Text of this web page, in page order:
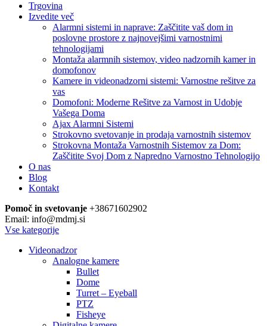
Trgovina
Izvedite več
Alarmni sistemi in naprave: Zaščitite vaš dom in
poslovne prostore z najnovejšimi varnostnimi
tehnologijami
Montaža alarmnih sistemov, video nadzornih kamer in
domofonov
Kamere in videonadzorni sistemi: Varnostne rešitve za
vas
Domofoni: Moderne Rešitve za Varnost in Udobje
Vašega Doma
Ajax Alarmni Sistemi
Strokovno svetovanje in prodaja varnostnih sistemov
Strokovna Montaža Varnostnih Sistemov za Dom:
Zaščitite Svoj Dom z Napredno Varnostno Tehnologijo
O nas
Blog
Kontakt
Pomoč in svetovanje +38671602902
Email: info@mdmj.si
Vse kategorije
Videonadzor
Analogne kamere
Bullet
Dome
Turret – Eyeball
PTZ
Fisheye